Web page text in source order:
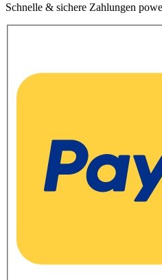
Schnelle & sichere Zahlungen